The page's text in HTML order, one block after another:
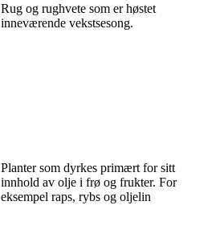
Rug og rughvete som er høstet
inneværende vekstsesong.
Planter som dyrkes primært for sitt
innhold av olje i frø og frukter. For
eksempel raps, rybs og oljelin